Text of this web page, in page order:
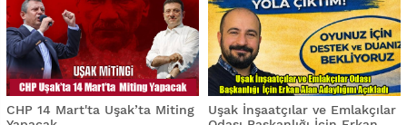
CHP 14 Mart'ta Uşak’ta Miting
Uşak İnşaatçılar ve Emlakçılar